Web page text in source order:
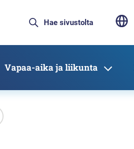
Vapaa-aika ja liikunta